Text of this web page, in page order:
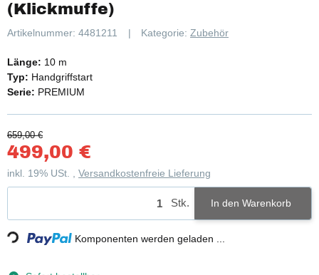
(Klickmuffe)
Artikelnummer: 4481211 Kategorie: Zubehör
Länge: 10 m
Typ: Handgriffstart
Serie: PREMIUM
659,00 €
499,00 €
inkl. 19% USt. , Versandkostenfreie Lieferung
Stk. In den Warenkorb
Loading... Komponenten werden geladen ...